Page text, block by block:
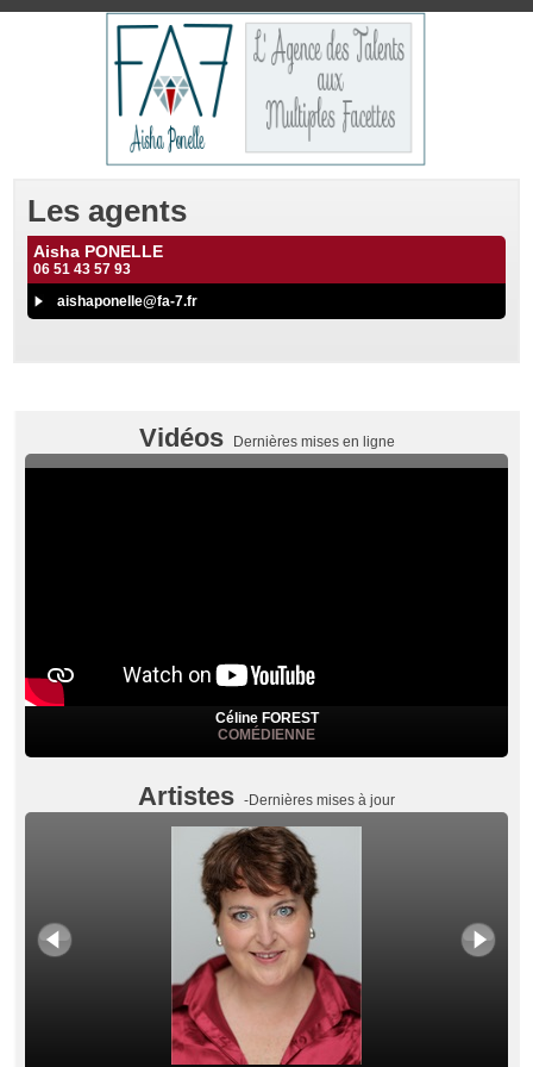
Les agents
Aisha PONELLE
06 51 43 57 93
aishaponelle@fa-7.fr
Vidéos Dernières mises en ligne
Céline FOREST
COMÉDIENNE
Artistes -Dernières mises à jour